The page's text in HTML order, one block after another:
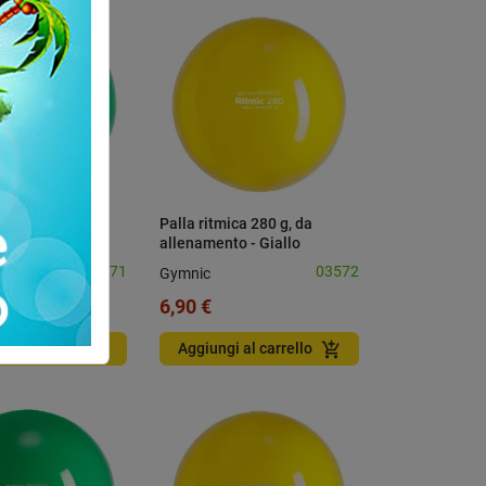
280 g, da
- Verde
03571
al carrello add_shopping_cart
Palla ritmica 280 g, da
allenamento - Giallo
Gymnic 03572
6,90 €
Aggiungi al carrello add_shopping_cart